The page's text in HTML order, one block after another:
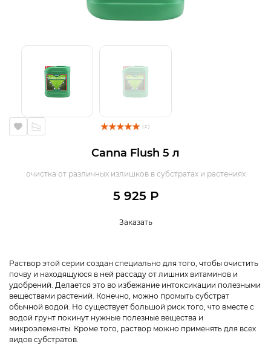
( 2 )
Canna Flush 5 л
очистка от различных излишков в субстратах и растениях
5 925 Р
Заказать
Раствор этой серии создан специально для того, чтобы очистить
почву и находящуюся в ней рассаду от лишних витаминов и
удобрений. Делается это во избежание интоксикации полезными
веществами растений. Конечно, можно промыть субстрат
обычной водой. Но существует большой риск того, что вместе с
водой грунт покинут нужные полезные вещества и
микроэлементы. Кроме того, раствор можно применять для всех
видов субстратов.